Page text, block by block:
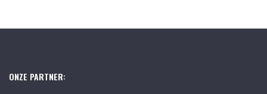
ONZE PARTNER: